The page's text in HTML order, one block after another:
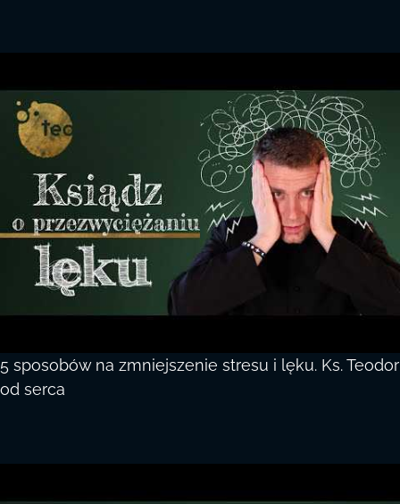
5 sposobów na zmniejszenie stresu i lęku. Ks. Teodor
od serca